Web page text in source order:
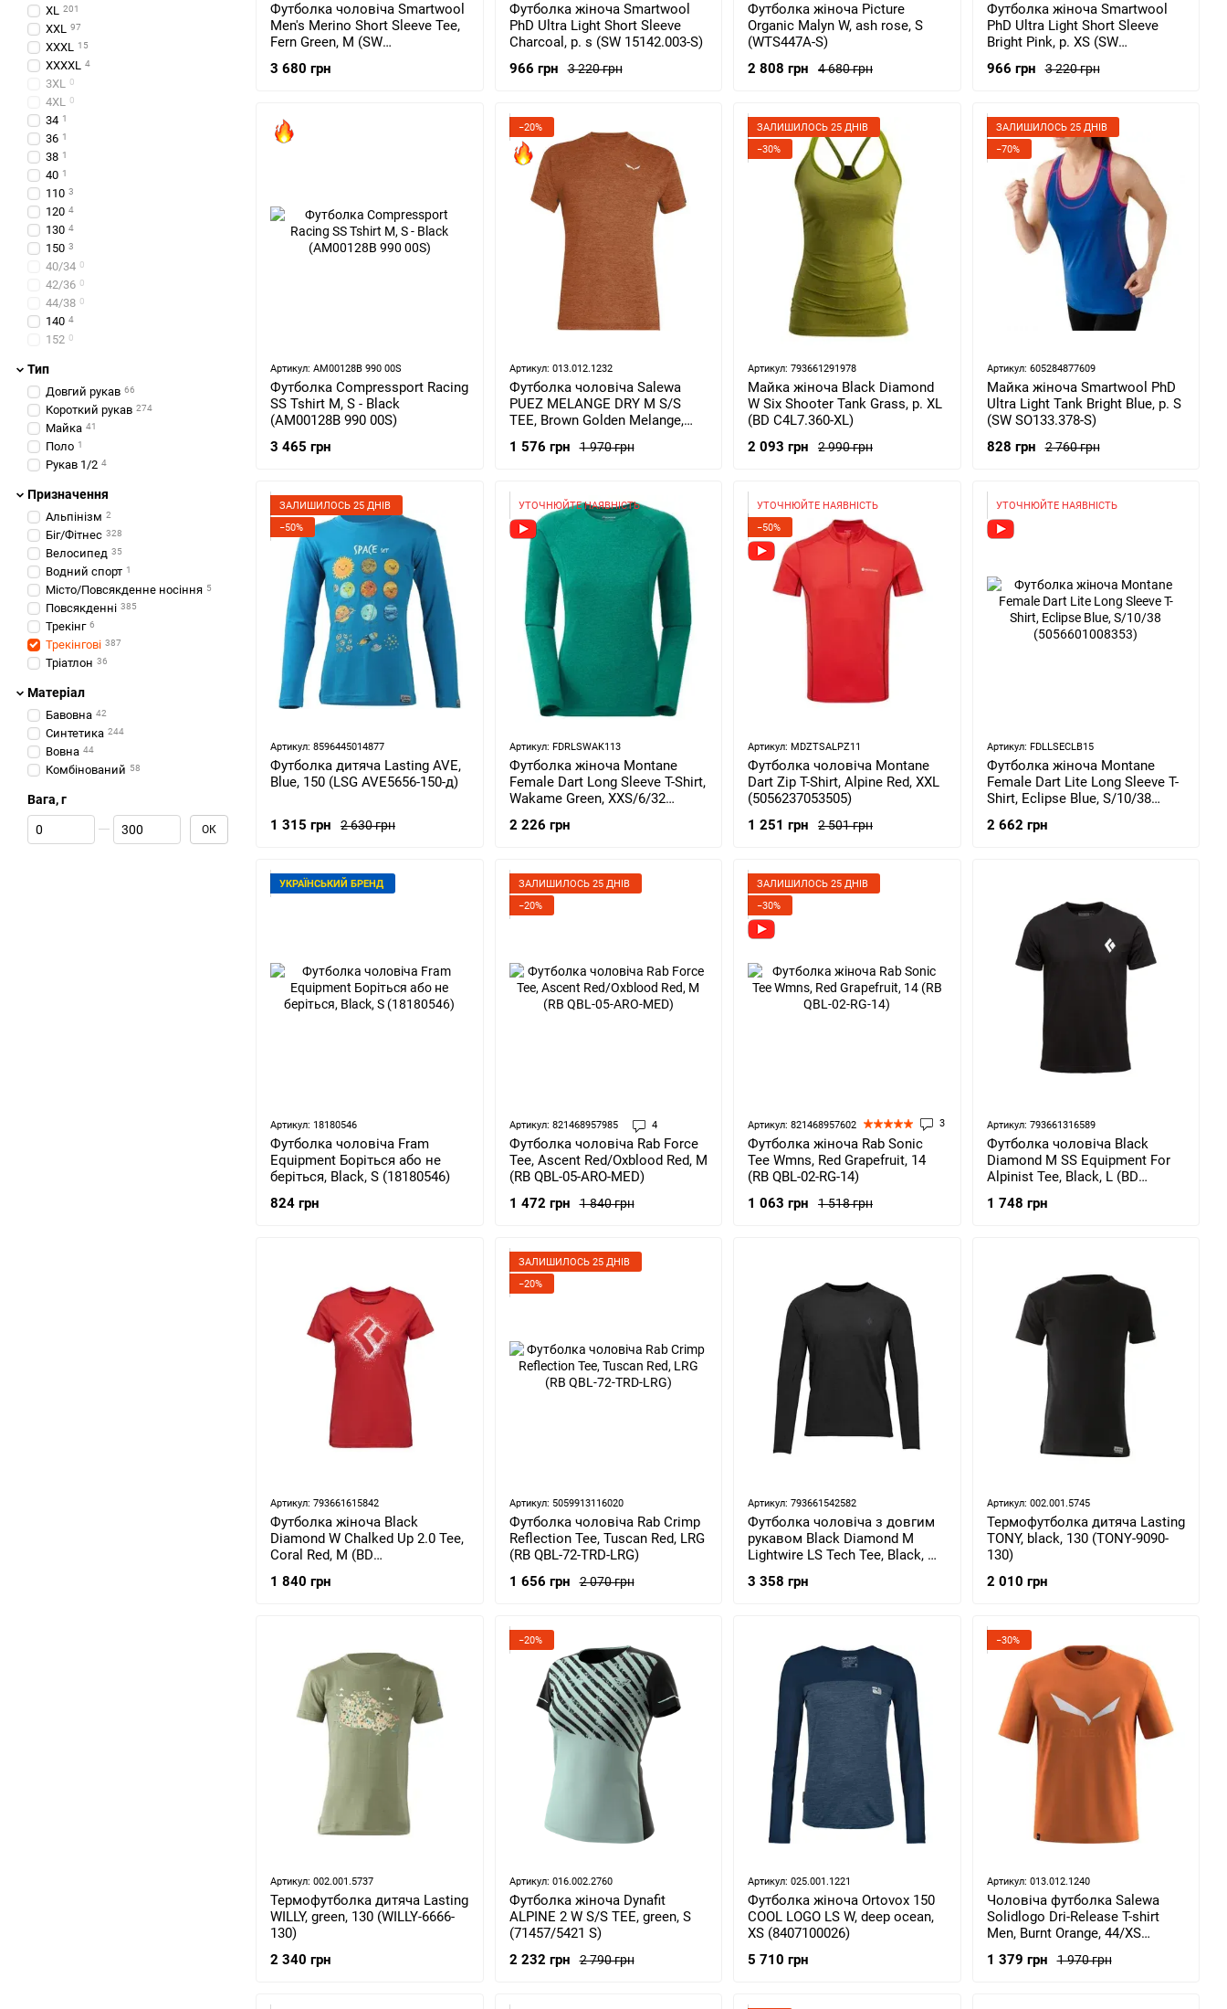
Футболка чоловіча Smartwool
Men's Merino Short Sleeve Tee,
Fern Green, M (SW
3 680 грн
Футболка жіноча Smartwool
PhD Ultra Light Short Sleeve
Charcoal, р. s (SW 15142.003-S)
3 220 грн
966 грн
Футболка жіноча Picture
Organic Malyn W, ash rose, S
(WTS447A-S)
4 680 грн
2 808 грн
Футболка жіноча Smartwool
PhD Ultra Light Short Sleeve
Bright Pink, р. XS (SW
3 220 грн
966 грн
Артикул: AM00128B 990 00S
Футболка Compressport Racing
SS Tshirt M, S - Black
(AM00128B 990 00S)
3 465 грн
−20%
Артикул: 013.012.1232
Футболка чоловіча Salewa
PUEZ MELANGE DRY M S/S
TEE, Brown Golden Melange,
1 970 грн
1 576 грн
ЗАЛИШИЛОСЬ 25 ДНІВ
−30%
Артикул: 793661291978
Майка жіноча Black Diamond
W Six Shooter Tank Grass, р. XL
(BD C4L7.360-XL)
2 990 грн
2 093 грн
ЗАЛИШИЛОСЬ 25 ДНІВ
−70%
Артикул: 605284877609
Майка жіноча Smartwool PhD
Ultra Light Tank Bright Blue, р. S
(SW SO133.378-S)
2 760 грн
828 грн
ЗАЛИШИЛОСЬ 25 ДНІВ
−50%
Артикул: 8596445014877
Футболка дитяча Lasting AVE,
Blue, 150 (LSG AVE5656-150-д)
2 630 грн
1 315 грн
УТОЧНЮЙТЕ НАЯВНІСТЬ
Артикул: FDRLSWAK113
Футболка жіноча Montane
Female Dart Long Sleeve T-Shirt,
Wakame Green, XXS/6/32
2 226 грн
УТОЧНЮЙТЕ НАЯВНІСТЬ
−50%
Артикул: MDZTSALPZ11
Футболка чоловіча Montane
Dart Zip T-Shirt, Alpine Red, XXL
(5056237053505)
2 501 грн
1 251 грн
УТОЧНЮЙТЕ НАЯВНІСТЬ
Артикул: FDLLSECLB15
Футболка жіноча Montane
Female Dart Lite Long Sleeve T-
Shirt, Eclipse Blue, S/10/38
2 662 грн
УКРАЇНСЬКИЙ БРЕНД
Артикул: 18180546
Футболка чоловіча Fram
Equipment Боріться або не
беріться, Black, S (18180546)
824 грн
ЗАЛИШИЛОСЬ 25 ДНІВ
−20%
Артикул: 821468957985 4
Футболка чоловіча Rab Force
Tee, Ascent Red/Oxblood Red, M
(RB QBL-05-ARO-MED)
1 840 грн
1 472 грн
ЗАЛИШИЛОСЬ 25 ДНІВ
−30%
Артикул: 821468957602 3
Футболка жіноча Rab Sonic
Tee Wmns, Red Grapefruit, 14
(RB QBL-02-RG-14)
1 518 грн
1 063 грн
Артикул: 793661316589
Футболка чоловіча Black
Diamond M SS Equipment For
Alpinist Tee, Black, L (BD
1 748 грн
Артикул: 793661615842
Футболка жіноча Black
Diamond W Chalked Up 2.0 Tee,
Coral Red, M (BD
1 840 грн
ЗАЛИШИЛОСЬ 25 ДНІВ
−20%
Артикул: 5059913116020
Футболка чоловіча Rab Crimp
Reflection Tee, Tuscan Red, LRG
(RB QBL-72-TRD-LRG)
2 070 грн
1 656 грн
Артикул: 793661542582
Футболка чоловіча з довгим
рукавом Black Diamond M
Lightwire LS Tech Tee, Black, M
3 358 грн
Артикул: 002.001.5745
Термофутболка дитяча Lasting
TONY, black, 130 (TONY-9090-
130)
2 010 грн
Артикул: 002.001.5737
Термофутболка дитяча Lasting
WILLY, green, 130 (WILLY-6666-
130)
2 340 грн
−20%
Артикул: 016.002.2760
Футболка жіноча Dynafit
ALPINE 2 W S/S TEE, green, S
(71457/5421 S)
2 790 грн
2 232 грн
Артикул: 025.001.1221
Футболка жіноча Ortovox 150
COOL LOGO LS W, deep ocean,
XS (8407100026)
5 710 грн
−30%
Артикул: 013.012.1240
Чоловіча футболка Salewa
Solidlogo Dri-Release T-shirt
Men, Burnt Orange, 44/XS
1 970 грн
1 379 грн
XL 201
XXL 97
XXXL 15
XXXXL 4
3XL 0
4XL 0
34 1
36 1
38 1
40 1
110 3
120 4
130 4
150 3
40/34 0
42/36 0
44/38 0
140 4
152 0
Тип
Довгий рукав 66
Короткий рукав 274
Майка 41
Поло 1
Рукав 1/2 4
Призначення
Альпінізм 2
Біг/Фітнес 328
Велосипед 35
Водний спорт 1
Місто/Повсякденне носіння 5
Повсякденні 385
Трекінг 6
Трекінгові 387
Тріатлон 36
Матеріал
Бавовна 42
Синтетика 244
Вовна 44
Комбінований 58
Вага, г
Від Вага, г
До Вага, г ОК